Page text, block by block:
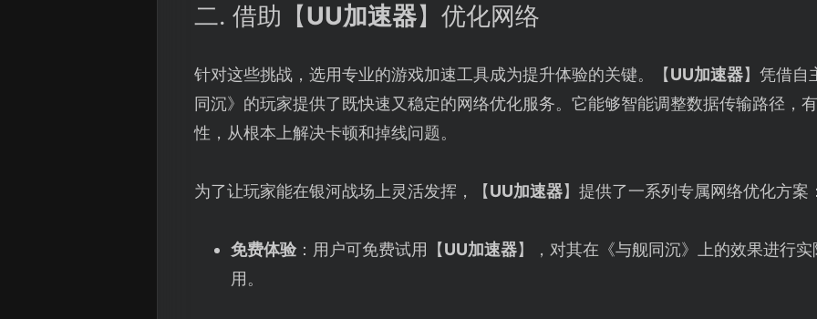
二. 借助【UU加速器】优化网络
针对这些挑战，选用专业的游戏加速工具成为提升体验的关键。【UU加速器】凭借自
同沉》的玩家提供了既快速又稳定的网络优化服务。它能够智能调整数据传输路径，
性，从根本上解决卡顿和掉线问题。
为了让玩家能在银河战场上灵活发挥，【UU加速器】提供了一系列专属网络优化方案
免费体验：用户可免费试用【UU加速器】，对其在《与舰同沉》上的效果进行
用。